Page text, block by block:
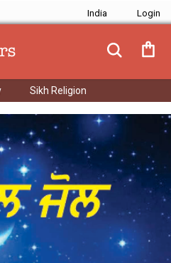
India
Sikh Religion